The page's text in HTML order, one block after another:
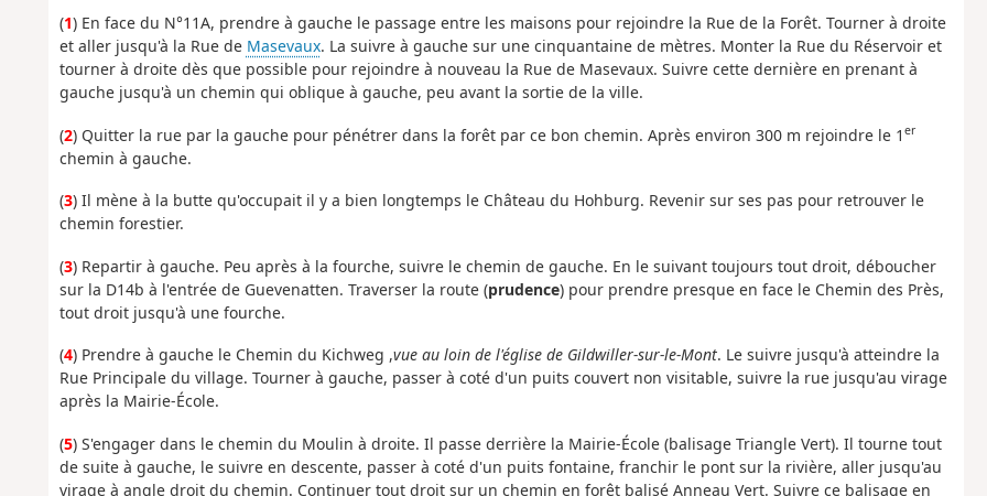
(1) En face du N°11A, prendre à gauche le passage entre les maisons pour rejoindre la Rue de la Forêt. Tourner à droite
et aller jusqu'à la Rue de Masevaux. La suivre à gauche sur une cinquantaine de mètres. Monter la Rue du Réservoir et
tourner à droite dès que possible pour rejoindre à nouveau la Rue de Masevaux. Suivre cette dernière en prenant à
gauche jusqu'à un chemin qui oblique à gauche, peu avant la sortie de la ville.
(2) Quitter la rue par la gauche pour pénétrer dans la forêt par ce bon chemin. Après environ 300 m rejoindre le 1 er
chemin à gauche.
(3) Il mène à la butte qu'occupait il y a bien longtemps le Château du Hohburg. Revenir sur ses pas pour retrouver le
chemin forestier.
(3) Repartir à gauche. Peu après à la fourche, suivre le chemin de gauche. En le suivant toujours tout droit, déboucher
sur la D14b à l'entrée de Guevenatten. Traverser la route (prudence) pour prendre presque en face le Chemin des Près,
tout droit jusqu'à une fourche.
(4) Prendre à gauche le Chemin du Kichweg ,vue au loin de l'église de Gildwiller-sur-le-Mont. Le suivre jusqu'à atteindre la
Rue Principale du village. Tourner à gauche, passer à coté d'un puits couvert non visitable, suivre la rue jusqu'au virage
après la Mairie-École.
(5) S'engager dans le chemin du Moulin à droite. Il passe derrière la Mairie-École (balisage Triangle Vert). Il tourne tout
de suite à gauche, le suivre en descente, passer à coté d'un puits fontaine, franchir le pont sur la rivière, aller jusqu'au
virage à angle droit du chemin. Continuer tout droit sur un chemin en forêt balisé Anneau Vert. Suivre ce balisage en